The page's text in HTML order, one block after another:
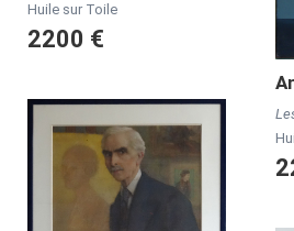
Huile sur Toile
2200 €